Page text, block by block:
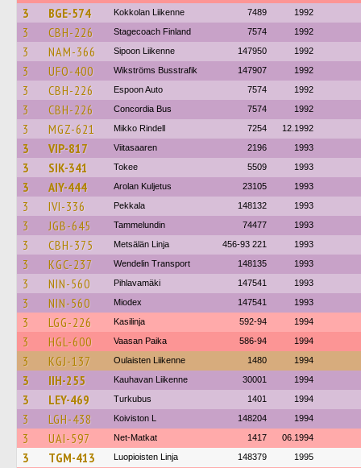
3 BGE-574 Kokkolan Liikenne 7489 1992
3 CBH-226 Stagecoach Finland 7574 1992
3 NAM-366 Sipoon Liikenne 147950 1992
3 UFO-400 Wikströms Busstrafik 147907 1992
3 CBH-226 Espoon Auto 7574 1992
3 CBH-226 Concordia Bus 7574 1992
3 MGZ-621 Mikko Rindell 7254 12.1992
3 VIP-817 Viitasaaren 2196 1993
3 SIK-341 Tokee 5509 1993
3 AIY-444 Arolan Kuljetus 23105 1993
3 IVI-336 Pekkala 148132 1993
3 JGB-645 Tammelundin 74477 1993
3 CBH-375 Metsälän Linja 456-93 221 1993
3 KGC-237 Wendelin Transport 148135 1993
3 NIN-560 Pihlavamäki 147541 1993
3 NIN-560 Miodex 147541 1993
3 LGG-226 Kasilinja 592-94 1994
3 HGL-600 Vaasan Paika 586-94 1994
3 KGJ-137 Oulaisten Liikenne 1480 1994
3 IIH-255 Kauhavan Liikenne 30001 1994
3 LEY-469 Turkubus 1401 1994
3 LGH-438 Koiviston L 148204 1994
3 UAI-597 Net-Matkat 1417 06.1994
3 TGM-413 Luopioisten Linja 148379 1995